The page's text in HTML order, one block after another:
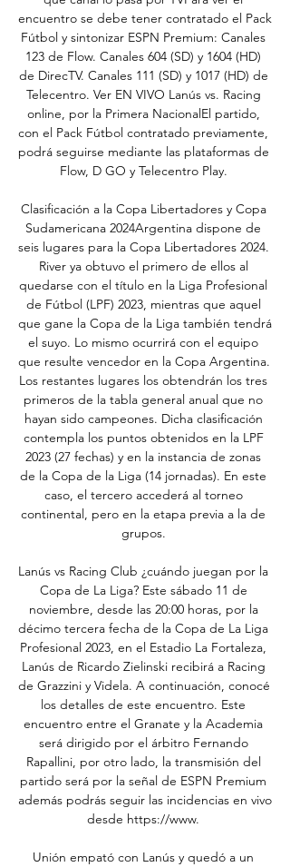
encuentro se debe tener contratado el Pack
Fútbol y sintonizar ESPN Premium: Canales
123 de Flow. Canales 604 (SD) y 1604 (HD)
de DirecTV. Canales 111 (SD) y 1017 (HD) de
Telecentro. Ver EN VIVO Lanús vs. Racing
online, por la Primera NacionalEl partido,
con el Pack Fútbol contratado previamente,
podrá seguirse mediante las plataformas de
Flow, D GO y Telecentro Play.
Clasificación a la Copa Libertadores y Copa
Sudamericana 2024Argentina dispone de
seis lugares para la Copa Libertadores 2024.
River ya obtuvo el primero de ellos al
quedarse con el título en la Liga Profesional
de Fútbol (LPF) 2023, mientras que aquel
que gane la Copa de la Liga también tendrá
el suyo. Lo mismo ocurrirá con el equipo
que resulte vencedor en la Copa Argentina.
Los restantes lugares los obtendrán los tres
primeros de la tabla general anual que no
hayan sido campeones. Dicha clasificación
contempla los puntos obtenidos en la LPF
2023 (27 fechas) y en la instancia de zonas
de la Copa de la Liga (14 jornadas). En este
caso, el tercero accederá al torneo
continental, pero en la etapa previa a la de
grupos.
Lanús vs Racing Club ¿cuándo juegan por la
Copa de La Liga? Este sábado 11 de
noviembre, desde las 20:00 horas, por la
décimo tercera fecha de la Copa de La Liga
Profesional 2023, en el Estadio La Fortaleza,
Lanús de Ricardo Zielinski recibirá a Racing
de Grazzini y Videla. A continuación, conocé
los detalles de este encuentro. Este
encuentro entre el Granate y la Academia
será dirigido por el árbitro Fernando
Rapallini, por otro lado, la transmisión del
partido será por la señal de ESPN Premium
además podrás seguir las incidencias en vivo
desde https://www.
Unión empató con Lanús y quedó a un